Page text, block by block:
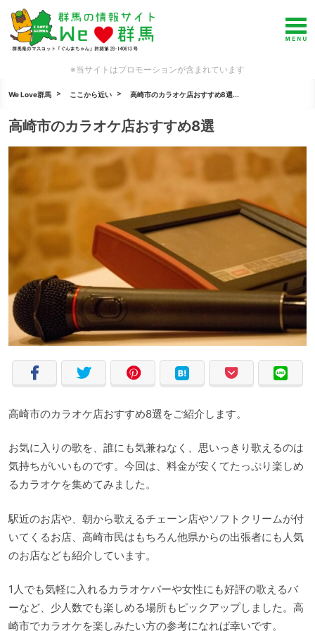
※当サイトはプロモーションが含まれています
We Love群馬 ここから近い 高崎市のカラオケ店おすすめ8選...
高崎市のカラオケ店おすすめ8選
高崎市のカラオケ店おすすめ8選をご紹介します。
お気に入りの歌を、誰にも気兼ねなく、思いっきり歌えるのは
気持ちがいいものです。今回は、料金が安くてたっぷり楽しめ
るカラオケを集めてみました。
駅近のお店や、朝から歌えるチェーン店やソフトクリームが付
いてくるお店、高崎市民はもちろん他県からの出張者にも人気
のお店なども紹介しています。
1人でも気軽に入れるカラオケバーや女性にも好評の歌えるバ
ーなど、少人数でも楽しめる場所もピックアップしました。高
崎市でカラオケを楽しみたい方の参考になれば幸いです。